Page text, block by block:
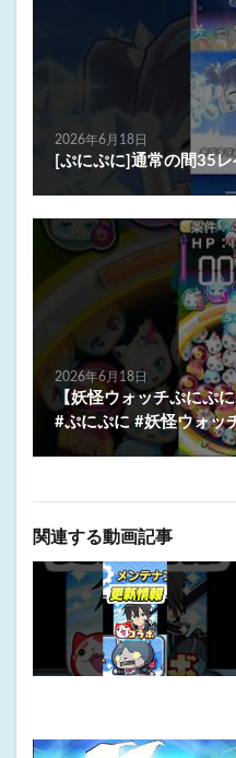
2026年6月18日
[ぷにぷに]通常の間35
2026年6月18日
【妖怪ウォッチぷにぷ
#ぷにぷに #妖怪ウォッ
関連する動画記事